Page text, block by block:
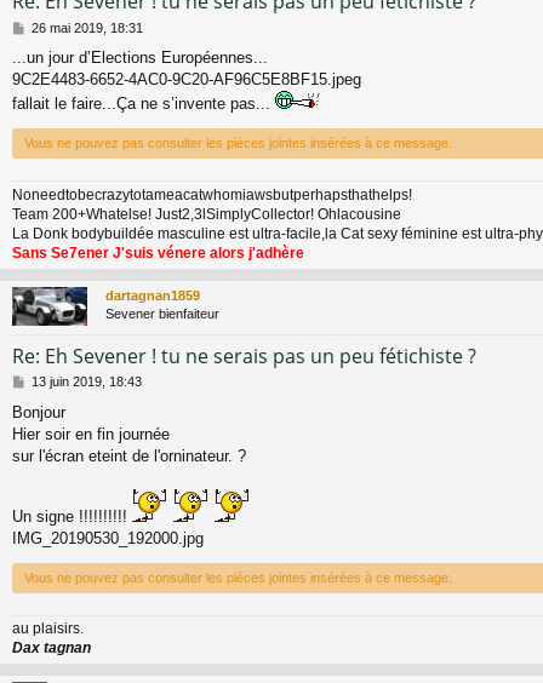
M
s
s
a
e
26 mai 2019, 18:31
...un jour d’Elections Européennes...
9C2E4483-6652-4AC0-9C20-AF96C5E8BF15.jpeg
fallait le faire...Ça ne s’invente pas...
Vous ne pouvez pas consulter les pièces jointes insérées à ce message.
Noneedtobecrazytotameacatwhomiawsbutperhapsthathelps!
Team 200+Whatelse! Just2,3lSimplyCollector! Ohlacousine
La Donk bodybuildée masculine est ultra-facile,la Cat sexy féminine est ultra-
Sans Se7ener J'suis vénere alors j'adhère
dartagnan1859
Sevener bienfaiteur
Re: Eh Sevener ! tu ne serais pas un peu fétichiste ?
M
s
s
a
13 juin 2019, 18:43
Bonjour
Hier soir en fin journée
sur l'écran eteint de l'orninateur. ?
Un signe !!!!!!!!!!
IMG_20190530_192000.jpg
Vous ne pouvez pas consulter les pièces jointes insérées à ce message.
au plaisirs.
Dax tagnan